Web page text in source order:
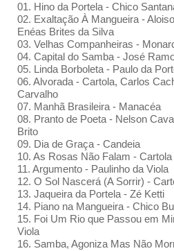
01. Hino da Portela - Chico
02. Exaltação À Mangueira -
Enéas Brites da Silva
03. Velhas Companheiras -
04. Capital do Samba - José
05. Linda Borboleta - Paulo da
06. Alvorada - Cartola, Carlos
Carvalho
07. Manhã Brasileira - Manacéa
08. Pranto de Poeta - Nelson
Brito
09. Dia de Graça - Candeia
10. As Rosas Não Falam - Cartola
11. Argumento - Paulinho da Viola
12. O Sol Nascerá (A Sorrir) -
13. Jaqueira da Portela - Zé Ketti
14. Piano na Mangueira - Chico
15. Foi Um Rio que Passou em
Viola
16. Samba, Agoniza Mas Não